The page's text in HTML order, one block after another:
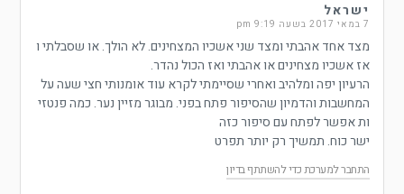
ישראל
7 במאי 2017 בשעה 9:19 pm
מצד אחד אהבתי ומצד שני אשכיו המצחינים. לא הולך. או שסבלתי ו
אז אשכיו מצחינים או אהבתי ואז הכול נהדר.
הרעיון יפה ומלהיב ואחרי שסיימתי לקרא עוד אומנותי חצי שעה על
המחשבות והדמיון שהסיפור פתח בפני. מבוגר מזיין נער. כמה פנטזי
ות אפשר לפתח עם סיפור כזה
ישר כוח. תמשיך רק יותר תפרט
התחבר למערכת כדי להשתתף בדיון